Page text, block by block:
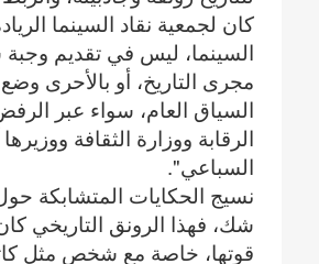
كان لجمعية نقاد السينما
السينما، ليس في تقديم وجبة
مجرى التاريخ، أو بالأحرى
السياق العام، سواء عبر
الرقابة ووزارة الثقافة
السباعي".
نسيج الحكايات المتشابكة
شك، فهذا الرونق التاريخي
قوتها، خاصة مع شخص مثل